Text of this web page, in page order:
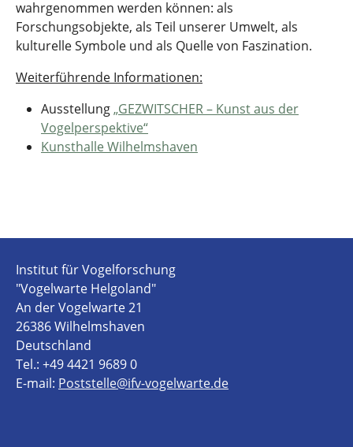
wahrgenommen werden können: als
Forschungsobjekte, als Teil unserer Umwelt, als
kulturelle Symbole und als Quelle von Faszination.
Weiterführende Informationen:
Ausstellung„GEZWITSCHER – Kunst aus der
Vogelperspektive“
Kunsthalle Wilhelmshaven
Institut für Vogelforschung
"Vogelwarte Helgoland"
An der Vogelwarte 21
26386 Wilhelmshaven
Deutschland
Tel.: +49 4421 9689 0
E-mail: Poststelle@ifv-vogelwarte.de